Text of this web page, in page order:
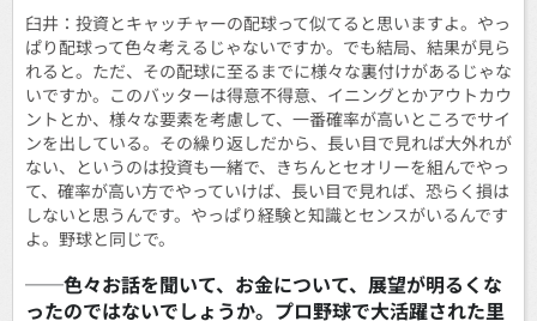
臼井：投資とキャッチャーの配球って似てると思いますよ。やっ
ぱり配球って色々考えるじゃないですか。でも結局、結果が見ら
れると。ただ、その配球に至るまでに様々な裏付けがあるじゃな
いですか。このバッターは得意不得意、イニングとかアウトカウ
ントとか、様々な要素を考慮して、一番確率が高いところでサイ
ンを出している。その繰り返しだから、長い目で見れば大外れが
ない、というのは投資も一緒で、きちんとセオリーを組んでやっ
て、確率が高い方でやっていけば、長い目で見れば、恐らく損は
しないと思うんです。やっぱり経験と知識とセンスがいるんです
よ。野球と同じで。
──色々お話を聞いて、お金について、展望が明るくな
ったのではないでしょうか。プロ野球で大活躍された里